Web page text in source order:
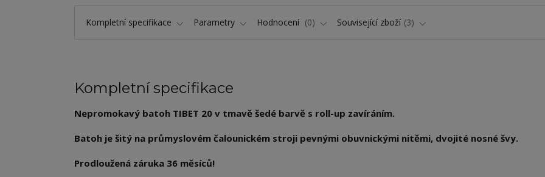
Kompletní specifikace Parametry Hodnocení 0 Související zboží 3
Kompletní specifikace
Nepromokavý batoh TIBET 20 v tmavě šedé barvě s roll-up zavíráním.
Batoh je šitý na průmyslovém čalounickém stroji pevnými obuvnickými nitěmi, dvojité nosné švy.
Prodloužená záruka 36 měsíců!